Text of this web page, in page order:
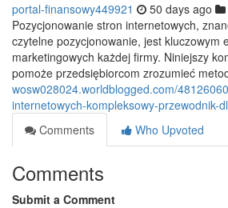
portal-finansowy449921 50 days ago
Pozycjonowanie stron internetowych,
czytelne pozycjonowanie, jest kluczowym
marketingowych każdej firmy. Niniejszy
pomoże przedsiębiorcom zrozumieć
wosw028024.worldblogged.com/
internetowych-kompleksowy-przewodnik-
Comments
Who Upvoted
Comments
Submit a Comment